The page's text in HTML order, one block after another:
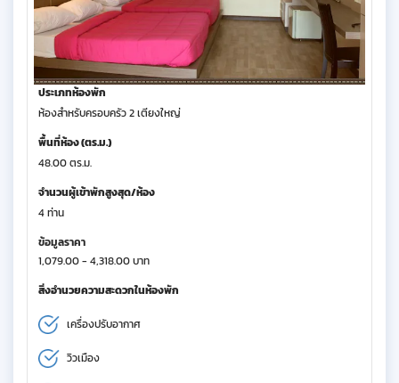
ประเภทห้องพัก
ห้องสำหรับครอบครัว 2 เตียงใหญ่
พื้นที่ห้อง (ตร.ม.)
48.00 ตร.ม.
จำนวนผู้เข้าพักสูงสุด/ห้อง
4 ท่าน
ข้อมูลราคา
1,079.00 - 4,318.00 บาท
สิ่งอำนวยความสะดวกในห้องพัก
เครื่องปรับอากาศ
วิวเมือง